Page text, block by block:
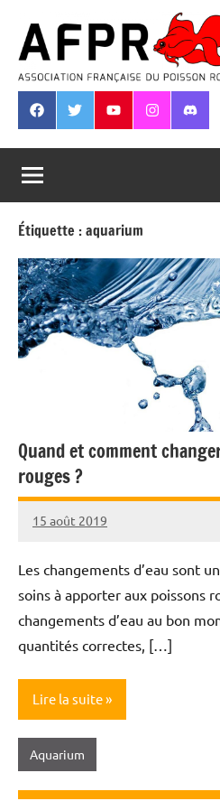
contenu
Association
Française
du
Poisson
Rouge
FacebookTwitterYoutubeInstagram
Étiquette :aquarium
Quand et comment
rouges ?
15 août 2019
Annie
Les changements d’eau sont
soins à apporter aux poissons
changements d’eau au bon
quantités correctes, […]
Lire la suite
Aquarium